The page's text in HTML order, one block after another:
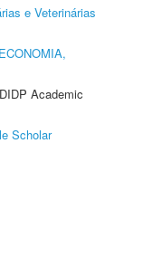
e Veterinárias
Academic
Scholar